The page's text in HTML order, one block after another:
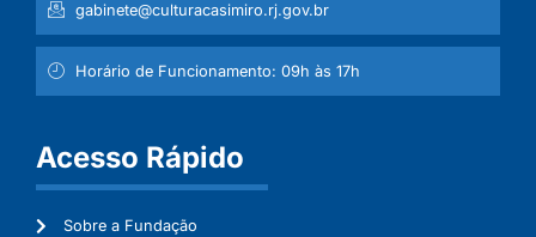
gabinete@culturacasimiro.rj.gov.br
Horário de Funcionamento: 09h às 17h
Acesso Rápido
Sobre a Fundação